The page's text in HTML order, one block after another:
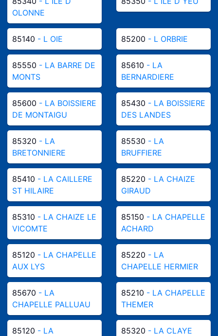
OLONNE
85140 - L OIE 85200 - L ORBRIE
85550 - LA BARRE DE
MONTS
85610 - LA
BERNARDIERE
85600 - LA BOISSIERE
DE MONTAIGU
85430 - LA BOISSIERE
DES LANDES
85320 - LA
BRETONNIERE
85530 - LA
BRUFFIERE
85410 - LA CAILLERE
ST HILAIRE
85220 - LA CHAIZE
GIRAUD
85310 - LA CHAIZE LE
VICOMTE
85150 - LA CHAPELLE
ACHARD
85120 - LA CHAPELLE
AUX LYS
85220 - LA
CHAPELLE HERMIER
85670 - LA
CHAPELLE PALLUAU
85210 - LA CHAPELLE
THEMER
85120 - LA
85320 - LA CLAYE